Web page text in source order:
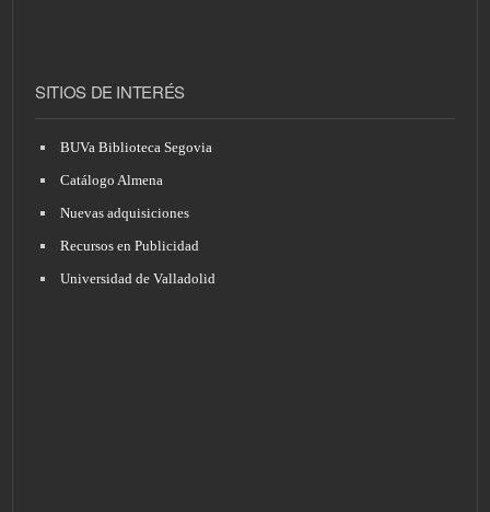
SITIOS DE INTERÉS
BUVa Biblioteca Segovia
Catálogo Almena
Nuevas adquisiciones
Recursos en Publicidad
Universidad de Valladolid